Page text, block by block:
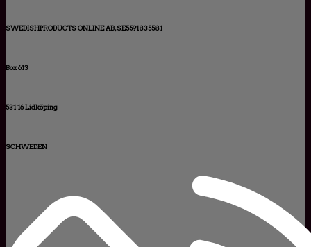
SWEDISHPRODUCTS ONLINE AB, SE5591835581
Box 613
531 16 Lidköping
SCHWEDEN